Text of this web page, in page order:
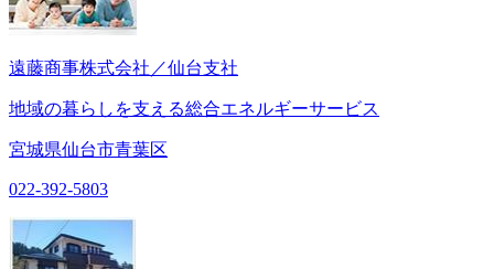
遠藤商事株式会社／仙台支社
地域の暮らしを支える総合エネルギーサービス
宮城県仙台市青葉区
022-392-5803